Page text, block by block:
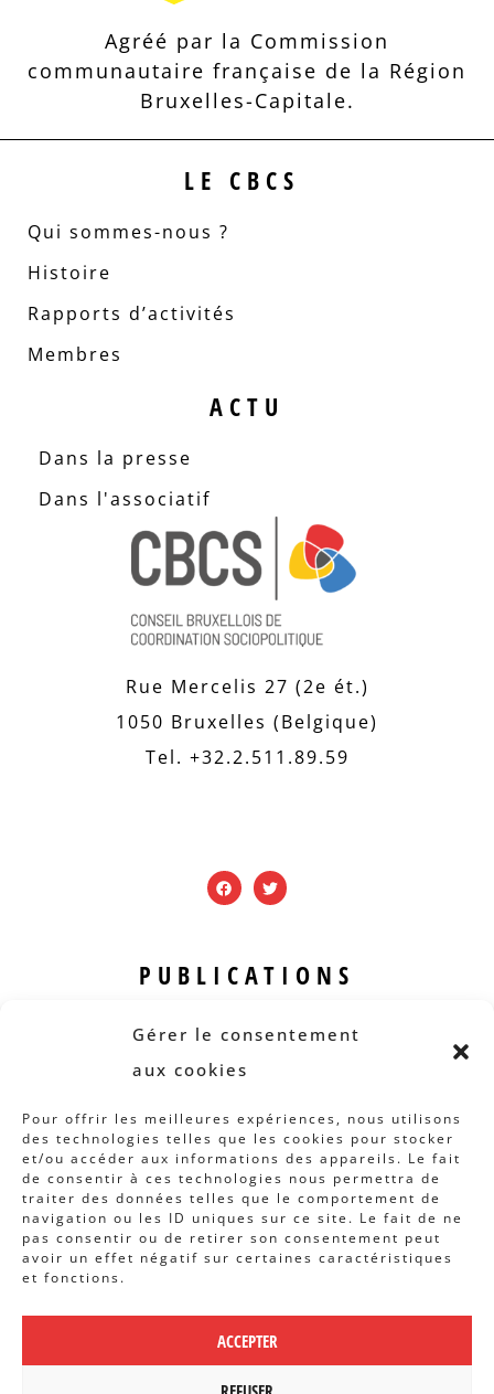
Gérer le consentement
aux cookies
Pour offrir les meilleures expériences, nous utilisons
des technologies telles que les cookies pour stocker
et/ou accéder aux informations des appareils. Le fait
de consentir à ces technologies nous permettra de
traiter des données telles que le comportement de
navigation ou les ID uniques sur ce site. Le fait de ne
pas consentir ou de retirer son consentement peut
avoir un effet négatif sur certaines caractéristiques
et fonctions.
ACCEPTER
Agréé par la Commission
communautaire française de la Région
Bruxelles-Capitale.
LE CBCS
Qui sommes-nous ?
Histoire
Rapports d’activités
Membres
ACTU
Dans la presse
Dans l'associatif
Rue Mercelis 27 (2e ét.)
1050 Bruxelles (Belgique)
Tel. +32.2.511.89.59
PUBLICATIONS
Revue B.I.S.
Rapports et analyses
Articles
AUTRES INFOS
Actions
Concertation
Archives
POLITIQUE DE CONFIDENTIALITÉ|